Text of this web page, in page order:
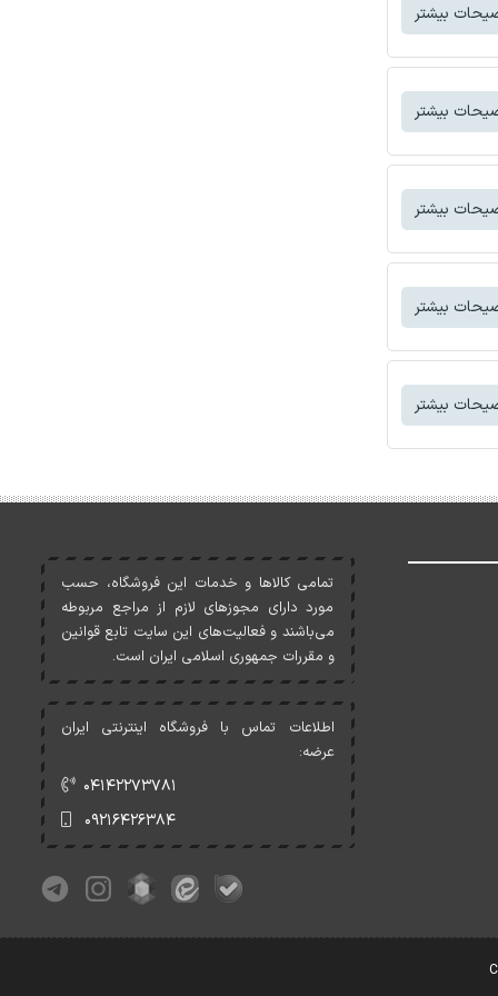
بیشتر
بیشتر
بیشتر
بیشتر
بیشتر
تمامی کالاها و خدمات اين فروشگاه، حسب
مورد دارای مجوزهای لازم از مراجع مربوطه
می‌باشند و فعاليت‌های اين سايت تابع قوانين
و مقررات جمهوری اسلامی ايران است.
اطلاعات تماس با فروشگاه اینترنتی ایران
عرضه:
۰۴۱۴۲۲۷۳۷۸۱
۰۹۲۱۶۴۲۶۳۸۴